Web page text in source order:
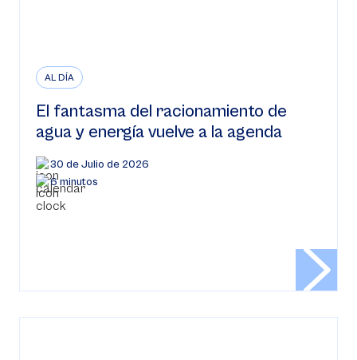
AL DÍA
El fantasma del racionamiento de
agua y energía vuelve a la agenda
30 de Julio de 2026
6 minutos